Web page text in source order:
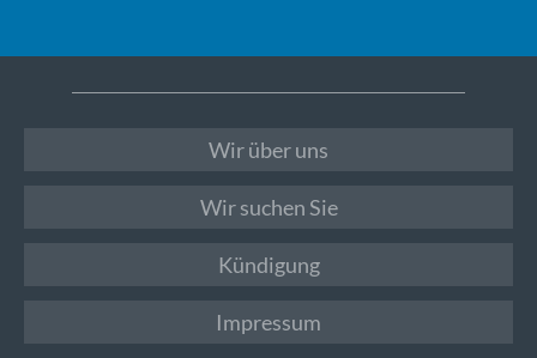
Wir über uns
Wir suchen Sie
Kündigung
Impressum